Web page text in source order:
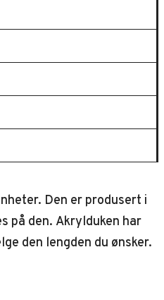
Den er produsert i
på den. Akrylduken har
den lengden du ønsker.